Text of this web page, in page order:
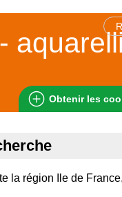
Obtenir les
la région Ile de